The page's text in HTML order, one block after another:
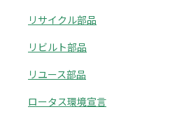
リサイクル部品
リビルト部品
リユース部品
ロータス環境宣言